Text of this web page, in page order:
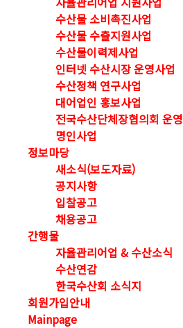
수산물 소비촉진사업
수산물 수출지원사업
수산물이력제사업
인터넷 수산시장 운영사업
수산정책 연구사업
대어업인 홍보사업
전국수산단체장협의회 운영
명인사업
정보마당
새소식(보도자료)
공지사항
입찰공고
채용공고
간행물
자율관리어업 & 수산소식
수산연감
한국수산회 소식지
회원가입안내
Mainpage